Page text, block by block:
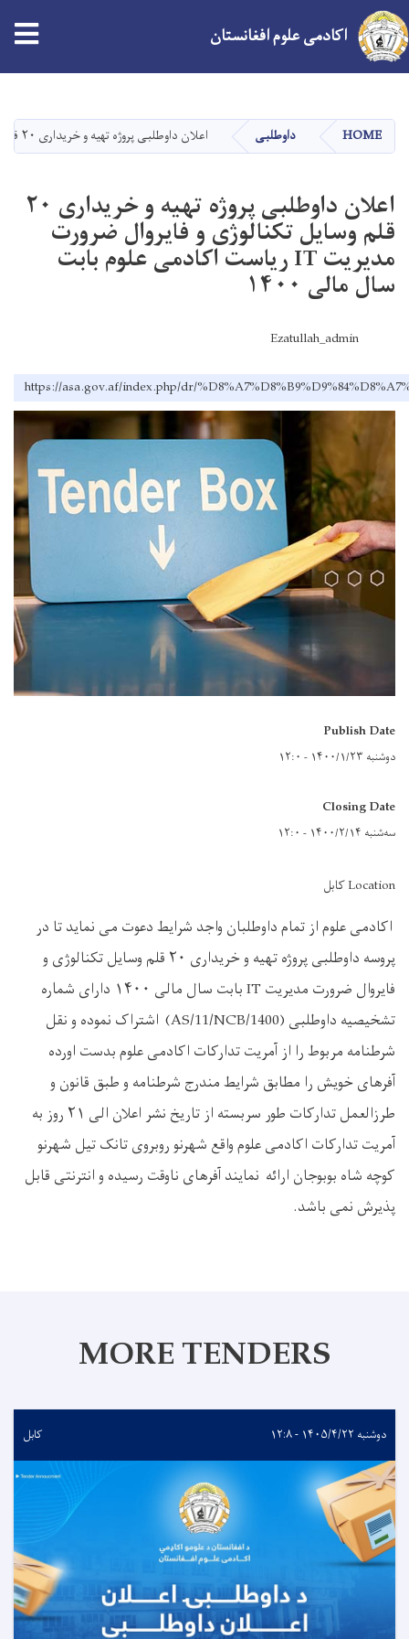
main
content
اکادمی علوم افغانستان
HOME داوطلبی اعلان داوطلبی پروژه تهیه و خریداری ۲۰ قلم وسایل تکنالوژی و فایروال ضرورت مدیریت IT ریاست اکادمی علوم بابت سال مالی ۱۴۰۰
اعلان داوطلبی پروژه تهیه و خریداری ۲۰
قلم وسایل تکنالوژی و فایروال ضرورت
مدیریت IT ریاست اکادمی علوم بابت
سال مالی ۱۴۰۰
Ezatullah_admin
https://asa.gov.af/index.php/dr/
Publish Date
دوشنبه ۱۴۰۰/۱/۲۳ - ۱۲:۰
Closing Date
سه‌شنبه ۱۴۰۰/۲/۱۴ - ۱۲:۰
Location کابل
اکادمی علوم از تمام داوطلبان واجد شرایط دعوت می نماید تا در
پروسه داوطلبی پروژه تهیه و خریداری ۲۰ قلم وسایل تکنالوژی و
فایروال ضرورت مدیریت IT بابت سال مالی ۱۴۰۰ دارای شماره
تشخیصیه داوطلبی (AS/11/NCB/1400) اشتراک نموده و نقل
شرطنامه مربوط را از آمریت تدارکات اکادمی علوم بدست اورده
آفرهای خویش را مطابق شرایط مندرج شرطنامه و طبق قانون و
طرزالعمل تدارکات طور سربسته از تاریخ نشر اعلان الی ۲۱ روز به
آمریت تدارکات اکادمی علوم واقع شهرنو روبروی تانک تیل شهرنو
کوچه شاه بوبوجان ارائه نمایند آفرهای ناوقت رسیده و انترنتی قابل
پذیرش نمی باشد.
MORE TENDERS
دوشنبه ۱۴۰۵/۴/۲۲ - ۱۲:۸ کابل